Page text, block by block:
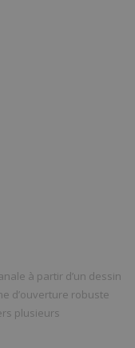
à partir d’un dessin
d’ouverture robuste
plusieurs